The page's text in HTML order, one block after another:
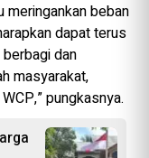
meringankan beban
dapat terus
dan
masyarakat,
pungkasnya.